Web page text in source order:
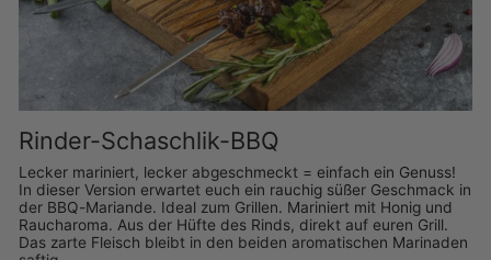
Rinder-Schaschlik-BBQ
Lecker mariniert, lecker abgeschmeckt = einfach ein Genuss!
In dieser Version erwartet euch ein rauchig süßer Geschmack in
der BBQ-Mariande. Ideal zum Grillen. Mariniert mit Honig und
Raucharoma. Aus der Hüfte des Rinds, direkt auf euren Grill.
Das zarte Fleisch bleibt in den beiden aromatischen Marinaden